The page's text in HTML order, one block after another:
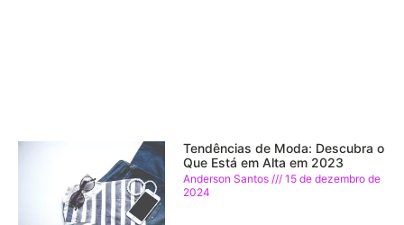
Tendências de Moda: Descubra o
Que Está em Alta em 2023
Anderson Santos
15 de dezembro de
2024